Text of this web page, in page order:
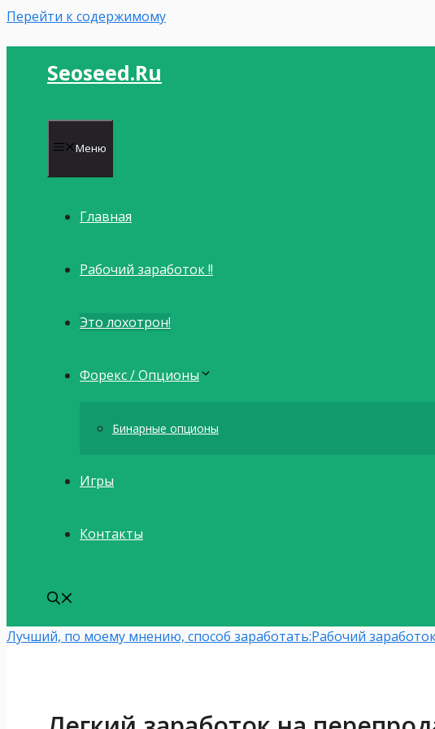
Перейти к содержимому
Seoseed.ru
Меню
Главная
Рабочий заработок !!
Это лохотрон!
Форекс / Опционы
Бинарные опционы
Игры
Контакты
Лучший, по моему мнению, способ заработать:Рабочий